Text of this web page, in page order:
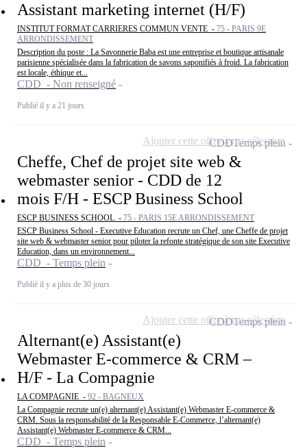
Assistant marketing internet (H/F)
INSTITUT FORMAT CARRIERES COMMUN VENTE - 75 - PARIS 9E
ARRONDISSEMENT
Description du poste : La Savonnerie Baba est une entreprise et boutique artisanale
parisienne spécialisée dans la fabrication de savons saponifiés à froid. La fabrication
est locale, éthique et...
CDD - Non renseigné
Publié il y a 21 jours
Cheffe, Chef de projet site web &
webmaster senior - CDD de 12
mois F/H - ESCP Business School
ESCP BUSINESS SCHOOL - 75 - PARIS 15E ARRONDISSEMENT
ESCP Business School - Executive Education recrute un Chef, une Cheffe de projet
site web & webmaster senior pour piloter la refonte stratégique de son site Executive
Education, dans un environnement...
CDD - Temps plein
Publié il y a plus de 30 jours
CDDTemps plein
Ajouter cette offre à ma sélection
Alternant(e) Assistant(e)
Webmaster E-commerce & CRM –
H/F - La Compagnie
LA COMPAGNIE - 92 - BAGNEUX
La Compagnie recrute un(e) alternant(e) Assistant(e) Webmaster E-commerce &
CRM. Sous la responsabilité de la Responsable E-Commerce, l’alternant(e)
Assistant(e) Webmaster E-commerce & CRM...
CDD - Temps plein
CDDTemps plein
Ajouter cette offre à ma sélection